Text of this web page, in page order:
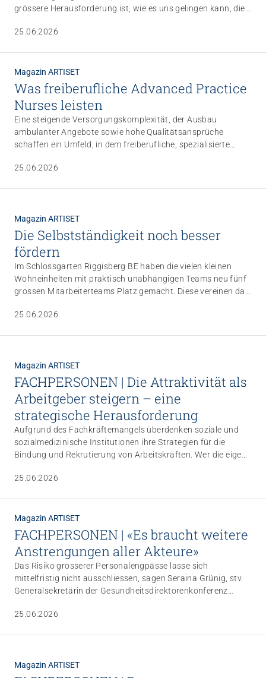
grössere Herausforderung ist, wie es uns gelingen kann, die
25.06.2026
Magazin ARTISET
Was freiberufliche Advanced Practice
Nurses leisten
Eine steigende Versorgungskomplexität, der Ausbau
ambulanter Angebote sowie hohe Qualitätsansprüche
schaffen ein Umfeld, in dem freiberufliche, spezialisierte
diesem Artikel geben drei freiberufliche APN aus
25.06.2026
Magazin ARTISET
Die Selbstständigkeit noch besser
fördern
Im Schlossgarten Riggisberg BE haben die vielen kleinen
Wohneinheiten mit praktisch unabhängigen Teams neu fünf
grossen Mitarbeiterteams Platz gemacht. Diese vereinen das
psychischen Behinderungen noch individueller auf ihrem
den Wohnbereichen zurück.
25.06.2026
Magazin ARTISET
FACHPERSONEN | Die Attraktivität als
Arbeitgeber steigern – eine
strategische Herausforderung
Aufgrund des Fachkräftemangels überdenken soziale und
sozialmedizinische Institutionen ihre Strategien für die
Bindung und Rekrutierung von Arbeitskräften. Wer die eigene
flexibel sein. Die hier vorgestellten Einrichtungen sind sich
25.06.2026
Magazin ARTISET
FACHPERSONEN | «Es braucht weitere
Anstrengungen aller Akteure»
Das Risiko grösserer Personalengpässe lasse sich
mittelfristig nicht ausschliessen, sagen Seraina Grünig, stv.
Generalsekretärin der Gesundheitsdirektorenkonferenz
Sozialdirektorenkonferenz (SODK). Neben den Investitionen
25.06.2026
Magazin ARTISET